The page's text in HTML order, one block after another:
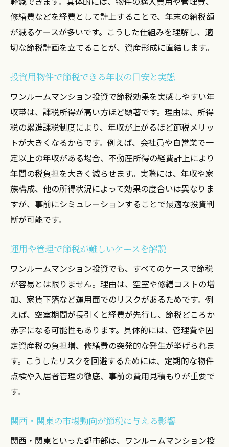
修繕費などを経費として計上することで、年末の納税額
が減るケースが多いです。こうした仕組みを理解し、適
切な節税計画を立てることが、資産形成に直結します。
投資用物件で節税できる年収の目安と実態
ワンルームマンション投資で節税効果を実感しやすい年
収帯は、課税所得が高い方ほど顕著です。理由は、所得
税の累進課税制度により、年収が上がるほど節税メリッ
トが大きくなるからです。例えば、会社員や自営業で一
定以上の年収がある場合、不動産所得の経費計上により
年間の税負担を大きく減らせます。実際には、年収や家
族構成、他の所得状況によって効果の度合いは異なりま
すが、事前にシミュレーションすることで最適な投資判
断が可能です。
運用や管理で節税が難しいケースを解説
ワンルームマンション投資でも、すべてのケースで節税
が容易とは限りません。理由は、空室や修繕コストの増
加、家賃下落など運用面でのリスクがあるためです。例
えば、空室期間が長引くと経費が先行し、節税どころか
赤字になる可能性もあります。具体的には、管理費や固
定資産税の負担増、修繕費の突発的な発生が挙げられま
す。こうしたリスクを回避するためには、定期的な物件
点検や入居者管理の徹底、事前の費用見積もりが重要で
す。
関西・関東の市場動向が節税に与える影響
関西・関東といった都市部は、ワンルームマンション投